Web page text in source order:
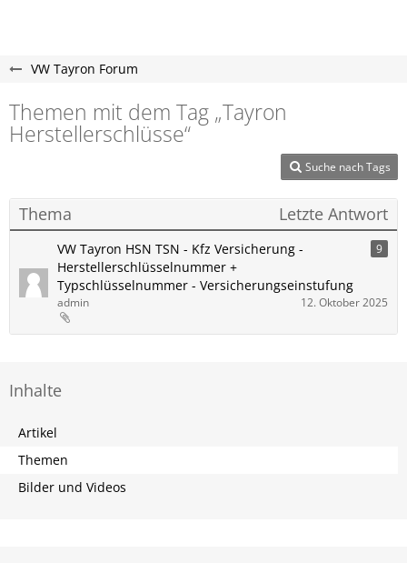
VW Tayron Forum
Themen mit dem Tag „Tayron​​​​​
Herstellerschlüsse“
Suche nach Tags
Thema Letzte Antwort
VW Tayron HSN TSN - Kfz Versicherung -
Herstellerschlüsselnummer +
Typschlüsselnummer - Versicherungseinstufung
9
admin 12. Oktober 2025
Inhalte
Artikel
Themen
Bilder und Videos